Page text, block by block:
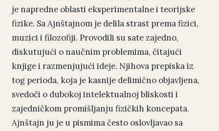
je napredne oblasti eksperimentalne i teorijske
fizike. Sa Ajnštajnom je delila strast prema fizici,
muzici i filozofiji. Provodili su sate zajedno,
diskutujući o naučnim problemima, čitajući
knjige i razmenjujući ideje. Njihova prepiska iz
tog perioda, koja je kasnije delimično objavljena,
svedoči o dubokoj intelektualnoj bliskosti i
zajedničkom promišljanju fizičkih koncepata.
Ajnštajn ju je u pismima često oslovljavao sa